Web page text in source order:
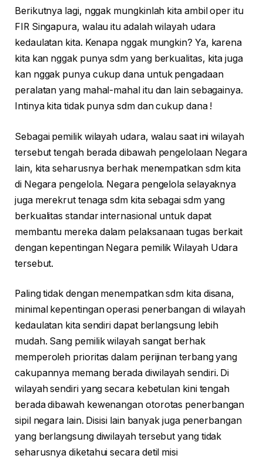
Berikutnya lagi, nggak mungkinlah kita ambil oper itu
FIR Singapura, walau itu adalah wilayah udara
kedaulatan kita. Kenapa nggak mungkin? Ya, karena
kita kan nggak punya sdm yang berkualitas, kita juga
kan nggak punya cukup dana untuk pengadaan
peralatan yang mahal-mahal itu dan lain sebagainya.
Intinya kita tidak punya sdm dan cukup dana !
Sebagai pemilik wilayah udara, walau saat ini wilayah
tersebut tengah berada dibawah pengelolaan Negara
lain, kita seharusnya berhak menempatkan sdm kita
di Negara pengelola. Negara pengelola selayaknya
juga merekrut tenaga sdm kita sebagai sdm yang
berkualitas standar internasional untuk dapat
membantu mereka dalam pelaksanaan tugas berkait
dengan kepentingan Negara pemilik Wilayah Udara
tersebut.
Paling tidak dengan menempatkan sdm kita disana,
minimal kepentingan operasi penerbangan di wilayah
kedaulatan kita sendiri dapat berlangsung lebih
mudah. Sang pemilik wilayah sangat berhak
memperoleh prioritas dalam perijinan terbang yang
cakupannya memang berada diwilayah sendiri. Di
wilayah sendiri yang secara kebetulan kini tengah
berada dibawah kewenangan otorotas penerbangan
sipil negara lain. Disisi lain banyak juga penerbangan
yang berlangsung diwilayah tersebut yang tidak
seharusnya diketahui secara detil misi